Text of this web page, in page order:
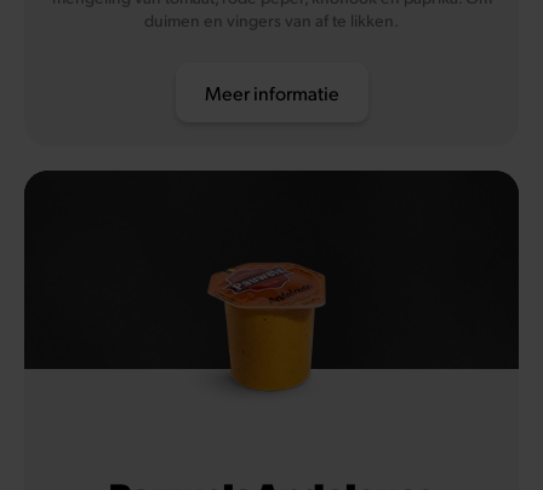
duimen en vingers van af te likken.
Meer informatie